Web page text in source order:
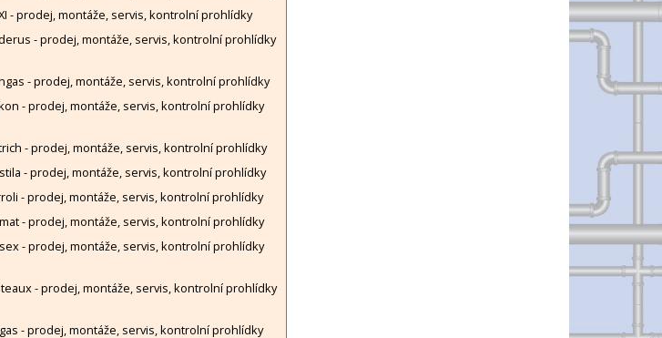
- prodej, montáže, servis, kontrolní prohlídky
- prodej, montáže, servis, kontrolní prohlídky
- prodej, montáže, servis, kontrolní prohlídky
- prodej, montáže, servis, kontrolní prohlídky
- prodej, montáže, servis, kontrolní prohlídky
- prodej, montáže, servis, kontrolní prohlídky
- prodej, montáže, servis, kontrolní prohlídky
- prodej, montáže, servis, kontrolní prohlídky
- prodej, montáže, servis, kontrolní prohlídky
- prodej, montáže, servis, kontrolní prohlídky
- prodej, montáže, servis, kontrolní prohlídky